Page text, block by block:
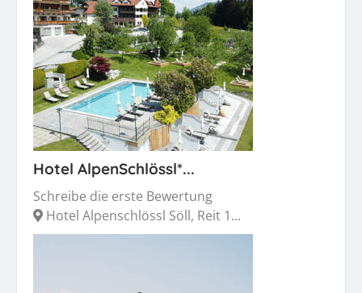
Hotel AlpenSchlössl*...
Schreibe die erste Bewertung
Hotel Alpenschlössl Söll, Reit 1...